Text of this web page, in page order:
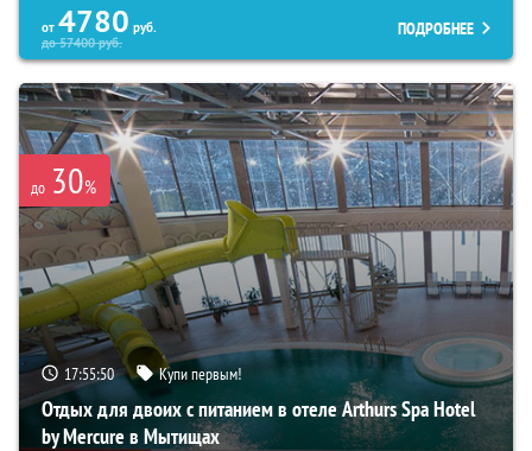
от 4780 руб.
до57400руб.
ПОДРОБНЕЕ
до 30%
17:55:48 Купи первым!
Отдых для двоих с питанием в отеле Arthurs Spa Hotel
by Mercure в Мытищах